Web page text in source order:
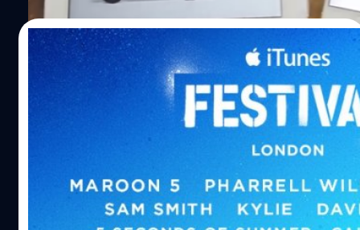
21/07/2014
Apple จะจัดมหกรรมคอนเสิร์ต iTunes
Festival 2014 ที่ลอนดอน นำโดย วง Maroon
5 และ Pharrell Williams
Apple กำลังจะจัดมหกรรมคอนเสิร์ต iTunes Festival 2014
ณ กรุงลอนดอน ประเทศอังกฤษ ซึ่งเต็มไปด้วยศิลปินชื่อดัง
DHANES KAEWMANEE| 4400 days ago